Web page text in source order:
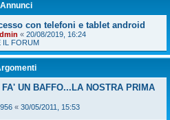
Annunci
con telefoni e tablet android
« 20/08/2019, 16:24
IL FORUM
UN BAFFO...LA NOSTRA PRIMA
« 30/05/2011, 15:53